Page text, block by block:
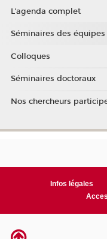
L'agenda complet
Séminaires des équipes
Colloques
Séminaires doctoraux
Nos chercheurs
Infos légales